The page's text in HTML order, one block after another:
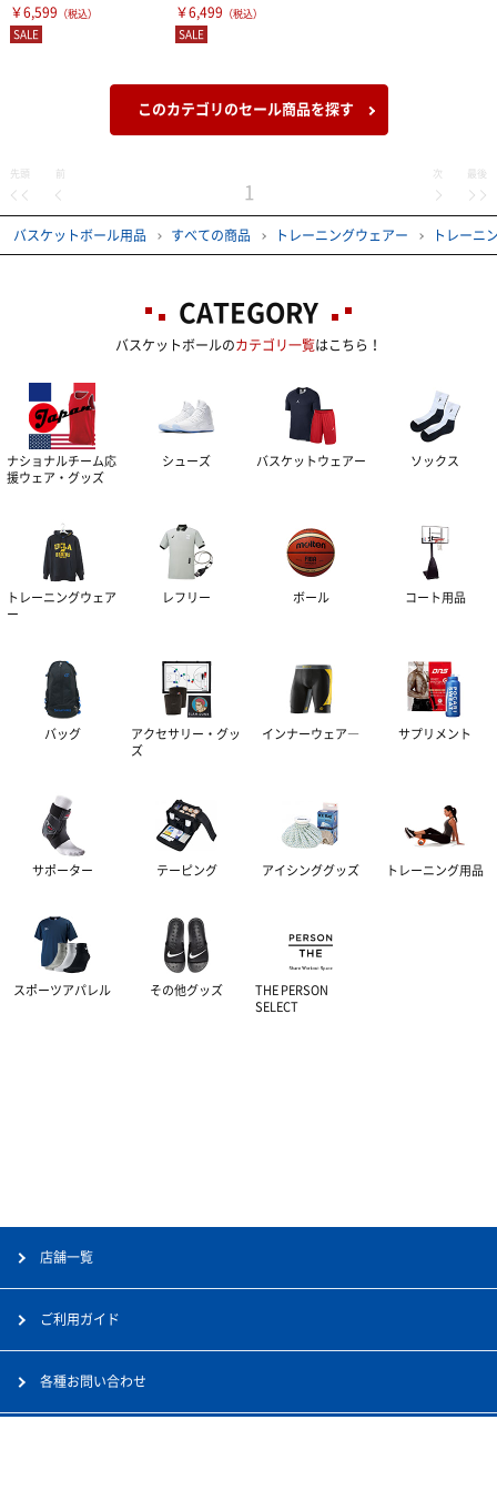
い目と追加のカ...
￥6,599 （税込）
SALE
ウーブンシェ...
￥6,499 （税込）
SALE
このカテゴリのセール商品を探す
先頭 前
1
次 最後
バスケットボール用品 すべての商品 トレーニングウェアー トレーニ
CATEGORY
バスケットボールのカテゴリ一覧はこちら！
ナショナルチーム応
援ウェア・グッズ
シューズ バスケットウェアー ソックス
トレーニングウェア
ー
レフリー ボール コート用品
バッグ
アクセサリー・グッ
ズ
インナーウェア― サプリメント
サポーター テーピング アイシンググッズ トレーニング用品
スポーツアパレル その他グッズ
THE PERSON
SELECT
店舗一覧
ご利用ガイド
各種お問い合わせ